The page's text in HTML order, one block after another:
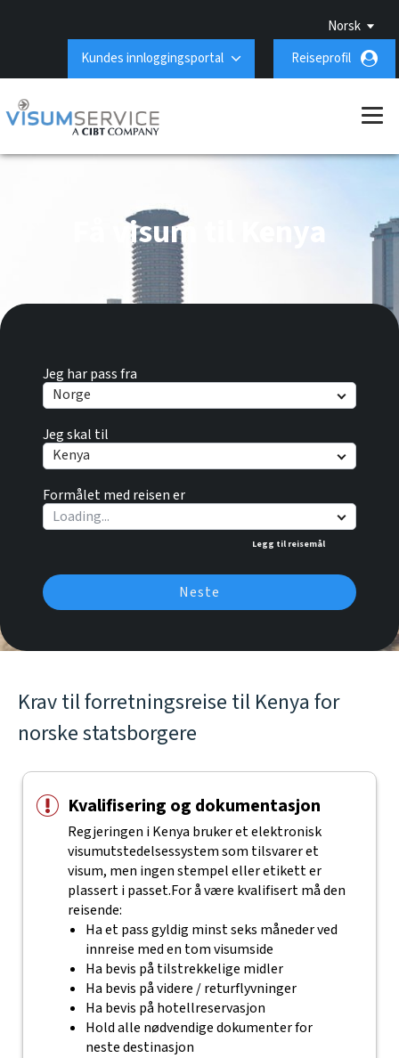
Norsk
Kundes innloggingsportal
Reiseprofil
Jeg har pass fra
Norge
Jeg skal til
Kenya
Formålet med reisen er
Legg til reisemål
Neste
Få visum til Kenya
Krav til forretningsreise til Kenya for
norske statsborgere
Kvalifisering og dokumentasjon
Regjeringen i Kenya bruker et elektronisk
visumutstedelsessystem som tilsvarer et
visum, men ingen stempel eller etikett er
plassert i passet.For å være kvalifisert må den
reisende:
Ha et pass gyldig minst seks måneder ved
innreise med en tom visumside
Ha bevis på tilstrekkelige midler
Ha bevis på videre / returflyvninger
Ha bevis på hotellreservasjon
Hold alle nødvendige dokumenter for
neste destinasjon